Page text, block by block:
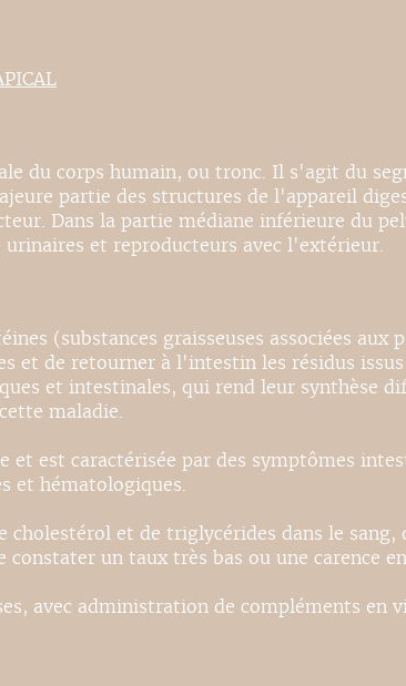
du corps humain, ou tronc. Il s'agit du
partie des structures de l'appareil
Dans la partie médiane inférieure du
et reproducteurs avec l'extérieur.
(substances graisseuses associées
et de retourner à l'intestin les résidus
et intestinales, qui rend leur synthèse
maladie.
et est caractérisée par des symptômes
et hématologiques.
cholestérol et de triglycérides dans le
un taux très bas ou une carence
avec administration de compléments en